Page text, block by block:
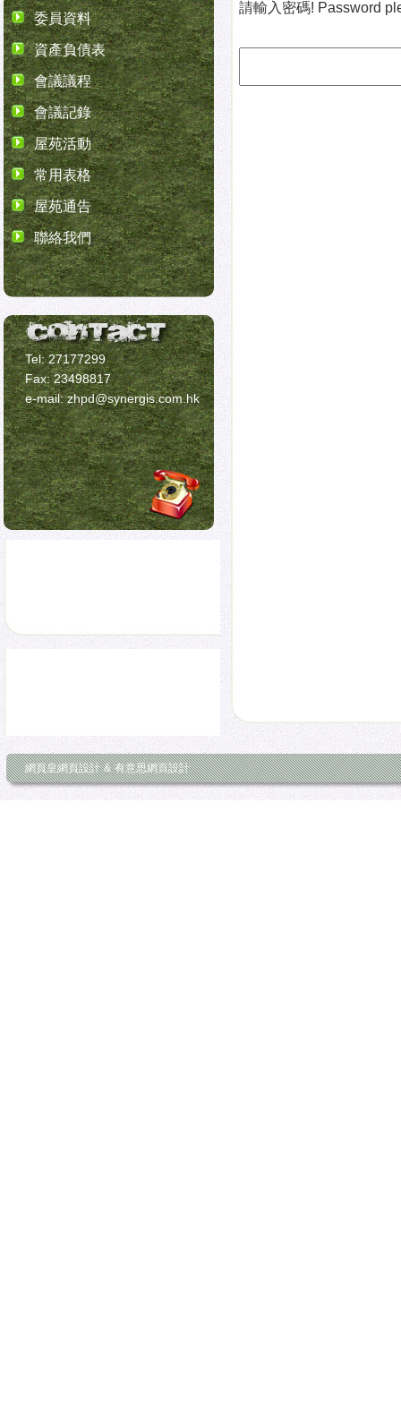
委員資料
資產負債表
會議議程
會議記錄
屋苑活動
常用表格
屋苑通告
聯絡我們
Tel: 27177299
Fax: 23498817
e-mail: zhpd@synergis.com.hk
請輸入密碼! Password
網頁皇網頁設計 & 有意思網頁設計